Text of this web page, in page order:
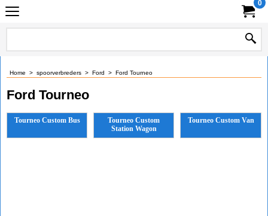
0
Home > spoorverbreders > Ford > Ford Tourneo
Ford Tourneo
Tourneo Custom Bus
Tourneo Custom
Station Wagon
Tourneo Custom Van